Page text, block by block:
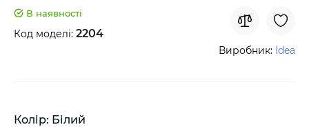
В наявності
Код моделі: 2204
Виробник: Idea
Колір: Білий